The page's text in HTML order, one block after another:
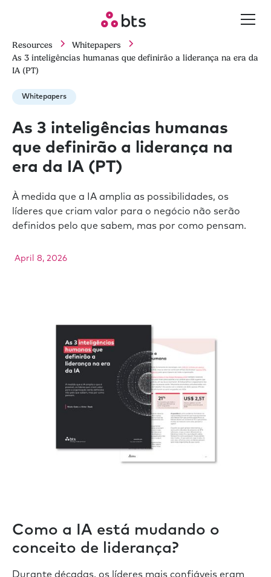
Resources
Whitepapers
As 3 inteligências humanas que definirão a liderança na era da
IA (PT)
Whitepapers
As 3 inteligências humanas
que definirão a liderança na
era da IA (PT)
À medida que a IA amplia as possibilidades, os
líderes que criam valor para o negócio não serão
definidos pelo que sabem, mas por como pensam.
April 8, 2026
Como a IA está mudando o
conceito de liderança?
Durante décadas, os líderes mais confiáveis eram